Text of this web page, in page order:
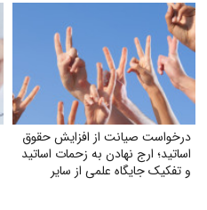
درخواست صیانت از افزایش حقوق
اساتید؛ ارج نهادن به زحمات اساتید
و تفکیک جایگاه علمی از سایر